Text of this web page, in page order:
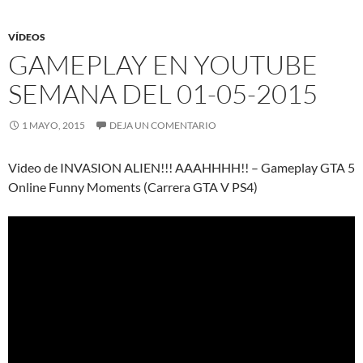
VÍDEOS
GAMEPLAY EN YOUTUBE
SEMANA DEL 01-05-2015
1 MAYO, 2015 DEJA UN COMENTARIO
Video de INVASION ALIEN!!! AAAHHHH!! – Gameplay GTA 5
Online Funny Moments (Carrera GTA V PS4)